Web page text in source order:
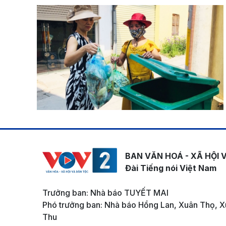
BAN VĂN HOÁ - XÃ HỘI
Đài Tiếng nói Việt Nam
Trưởng ban: Nhà báo TUYẾT MAI
Phó trưởng ban: Nhà báo Hồng Lan, Xuân Thọ,
Thu